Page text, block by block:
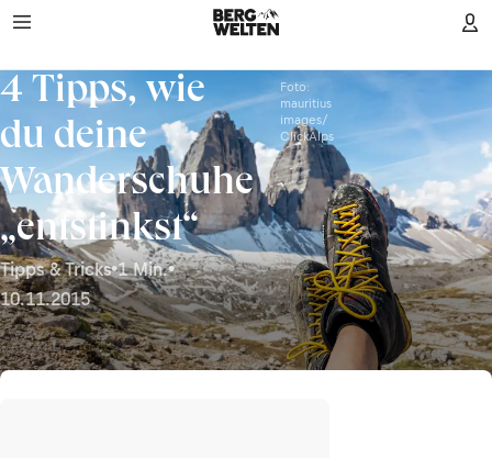
4 Tipps, wie
du deine
Wanderschuhe
„entstinkst“
Tipps & Tricks•1 Min.•
10.11.2015
Foto:
mauritius
images/
ClickAlps